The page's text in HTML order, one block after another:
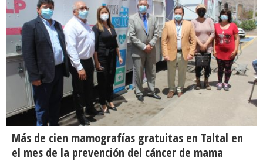
Más de cien mamografías gratuitas en Taltal en
el mes de la prevención del cáncer de mama